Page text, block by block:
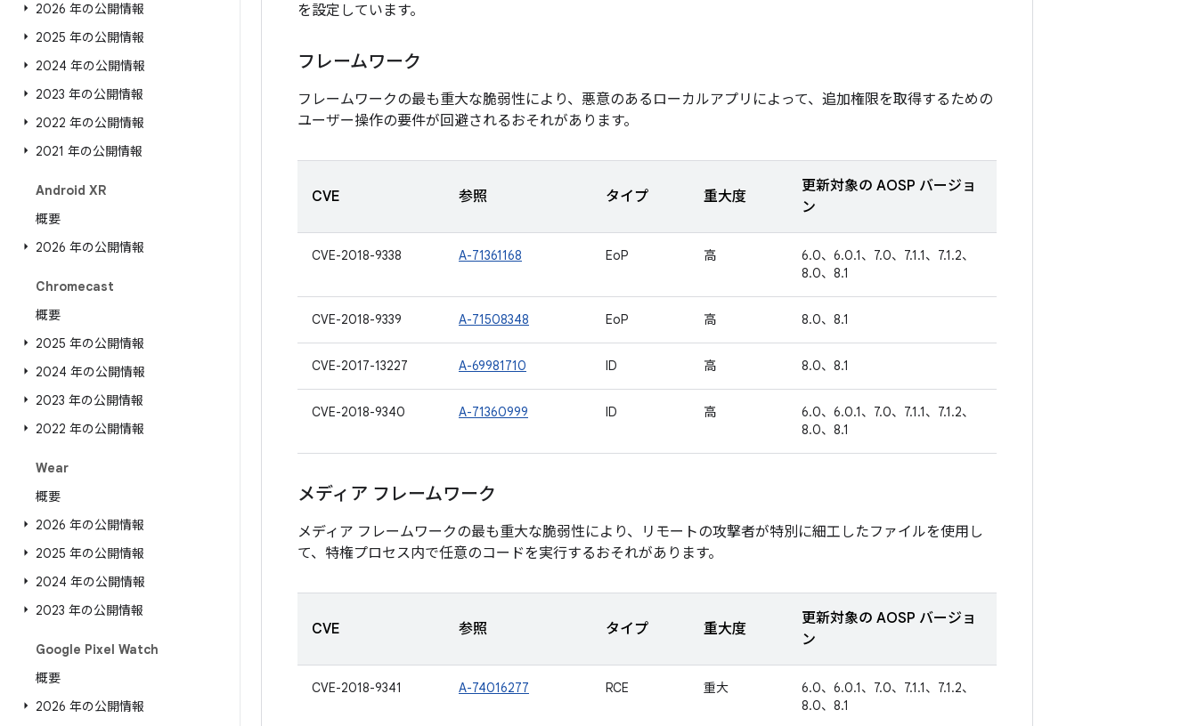
2026 年の公開情報
2025 年の公開情報
2024 年の公開情報
2023 年の公開情報
2022 年の公開情報
2021 年の公開情報
Android XR
概要
2026 年の公開情報
Chromecast
概要
2025 年の公開情報
2024 年の公開情報
2023 年の公開情報
2022 年の公開情報
Wear
概要
2026 年の公開情報
2025 年の公開情報
2024 年の公開情報
2023 年の公開情報
Google Pixel Watch
概要
2026 年の公開情報
を設定しています。
フレームワーク
フレームワークの最も重大な脆弱性により、悪意のあるローカルアプリによって、追加権限を取得するための
ユーザー操作の要件が回避されるおそれがあります。
CVE 参照 タイプ 重大度
更新対象の AOSP バージョ
ン
CVE-2018-9338 A-71361168 EoP 高
6.0、6.0.1、7.0、7.1.1、7.1.2、
8.0、8.1
CVE-2018-9339 A-71508348 EoP 高 8.0、8.1
CVE-2017-13227 A-69981710 ID 高 8.0、8.1
CVE-2018-9340 A-71360999 ID 高
6.0、6.0.1、7.0、7.1.1、7.1.2、
8.0、8.1
メディア フレームワーク
メディア フレームワークの最も重大な脆弱性により、リモートの攻撃者が特別に細工したファイルを使用し
て、特権プロセス内で任意のコードを実行するおそれがあります。
CVE 参照 タイプ 重大度
更新対象の AOSP バージョ
ン
CVE-2018-9341 A-74016277 RCE 重大
6.0、6.0.1、7.0、7.1.1、7.1.2、
8.0、8.1